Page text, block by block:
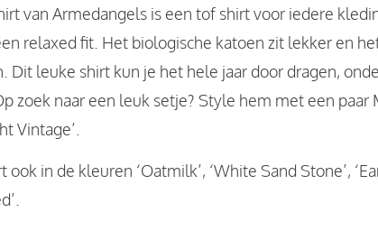
van Armedangels is een tof shirt voor iedere
relaxed fit. Het biologische katoen zit lekker en
Dit leuke shirt kun je het hele jaar door dragen,
zoek naar een leuk setje? Style hem met een paar
Vintage’.
in de kleuren ‘Oatmilk’, ‘White Sand Stone’,